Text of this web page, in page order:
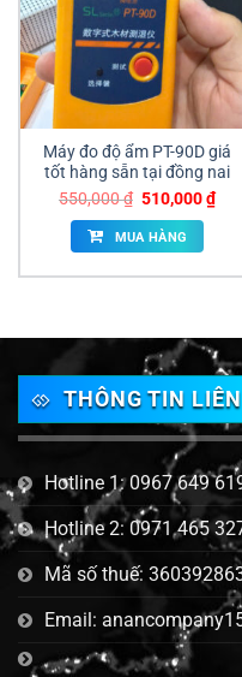
Máy đo độ ẩm PT-90D giá
tốt hàng sẵn tại đồng nai
550,000₫ Giá
là:
550,000 ₫.
510,000₫Giá
hiện
MUA HÀNG
THÔNG TIN
Hotline 1: 0967 649
Hotline 2: 0971 465
Mã số thuế:
Email: